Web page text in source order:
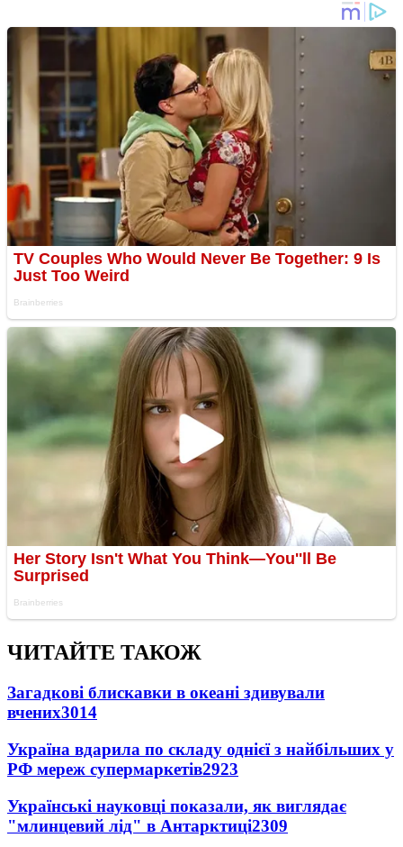
ЧИТАЙТЕ ТАКОЖ
Загадкові блискавки в океані здивували
вчених3014
Україна вдарила по складу однієї з найбільших у
РФ мереж супермаркетів2923
Українські науковці показали, як виглядає
"млинцевий лід" в Антарктиці2309